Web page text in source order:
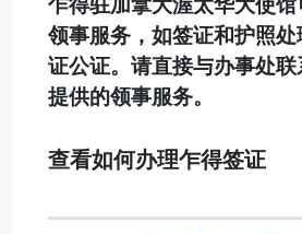
领事服务，如签证和护照
证公证。请直接与办事处
提供的领事服务。
查看如何办理乍得签证